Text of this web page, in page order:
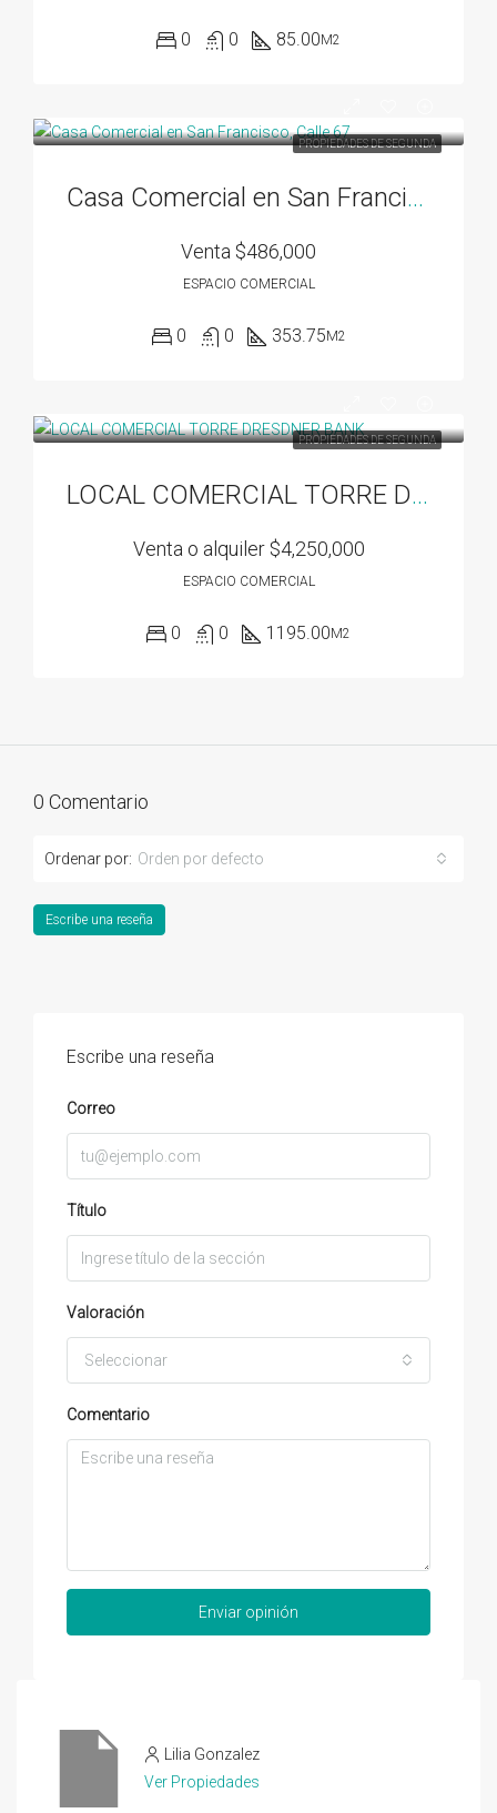
0 0 85.00M2
PROPIEDADES DE SEGUNDA
Casa Comercial en San Francisco, Calle 67
Venta $486,000
ESPACIO COMERCIAL
0 0 353.75M2
PROPIEDADES DE SEGUNDA
LOCAL COMERCIAL TORRE DRESDNER BANK
Venta o alquiler$4,250,000
ESPACIO COMERCIAL
0 0 1195.00M2
0 Comentario
Ordenar por: Orden por defecto
Escribe una reseña
Escribe una reseña
Correo
Título
Valoración
Seleccionar
Comentario
Enviar opinión
Lilia Gonzalez
Ver Propiedades